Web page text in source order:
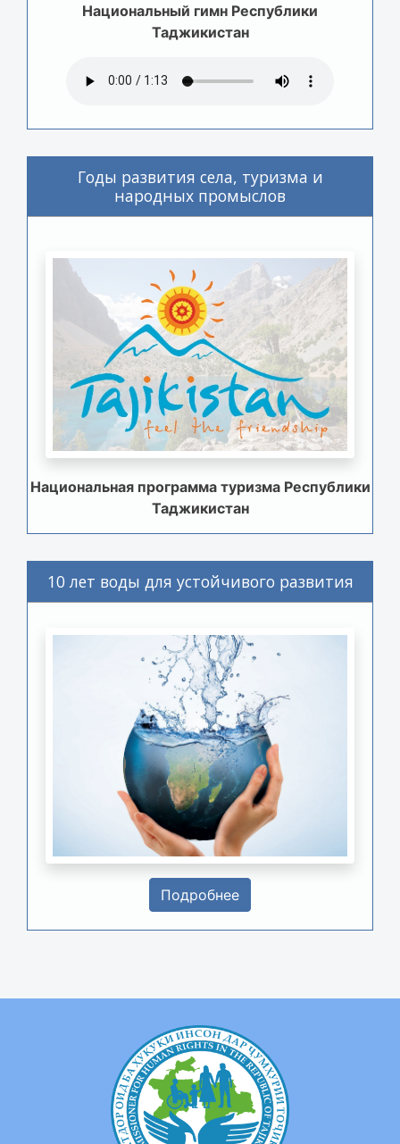
Национальный гимн Республики
Таджикистан
Годы развития села, туризма и
народных промыслов
Национальная программа туризма Республики
Таджикистан
10 лет воды для устойчивого развития
Подробнее